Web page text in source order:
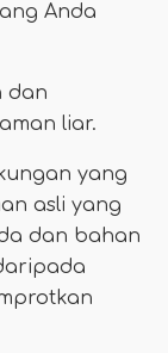
Anda
dan
liar.
yang
asli yang
dan bahan